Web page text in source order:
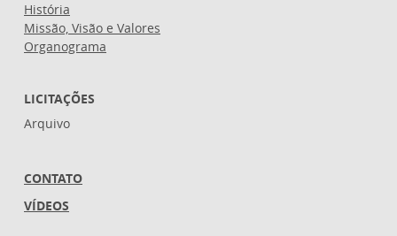
História
Missão, Visão e Valores
Organograma
LICITAÇÕES
Arquivo
CONTATO
VÍDEOS